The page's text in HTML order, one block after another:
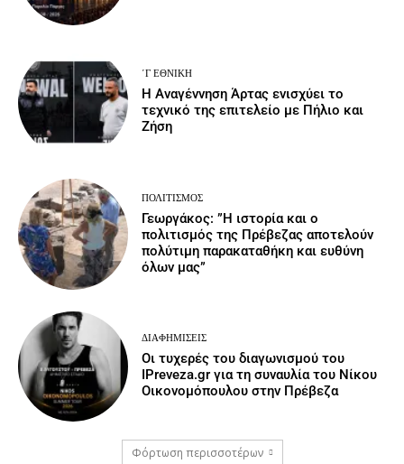
΄Γ ΕΘΝΙΚΉ
Η Αναγέννηση Άρτας ενισχύει το
τεχνικό της επιτελείο με Πήλιο και
Ζήση
ΠΟΛΙΤΙΣΜΌΣ
Γεωργάκος: ”Η ιστορία και ο
πολιτισμός της Πρέβεζας αποτελούν
πολύτιμη παρακαταθήκη και ευθύνη
όλων μας”
ΔΙΑΦΗΜΊΣΕΙΣ
Οι τυχερές του διαγωνισμού του
IPreveza.gr για τη συναυλία του Νίκου
Οικονομόπουλου στην Πρέβεζα
Φόρτωση περισσοτέρων